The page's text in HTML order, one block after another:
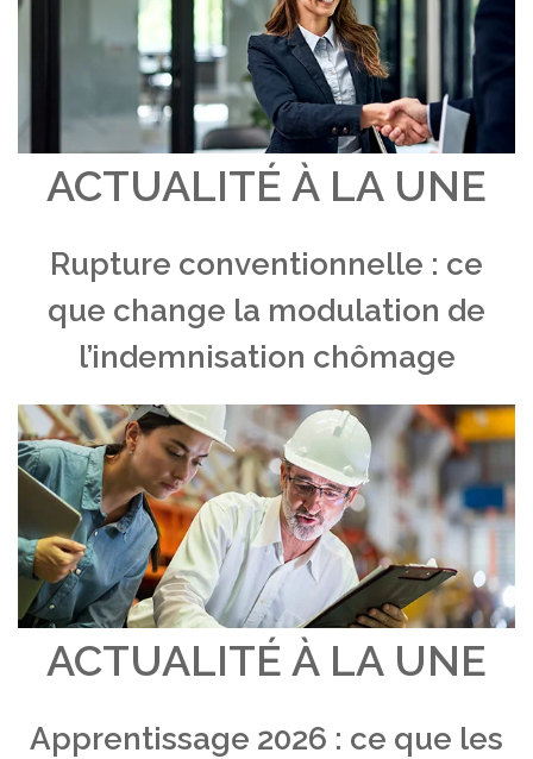
ACTUALITÉ À LA UNE
Rupture conventionnelle : ce
que change la modulation de
l’indemnisation chômage
ACTUALITÉ À LA UNE
Apprentissage 2026 : ce que les